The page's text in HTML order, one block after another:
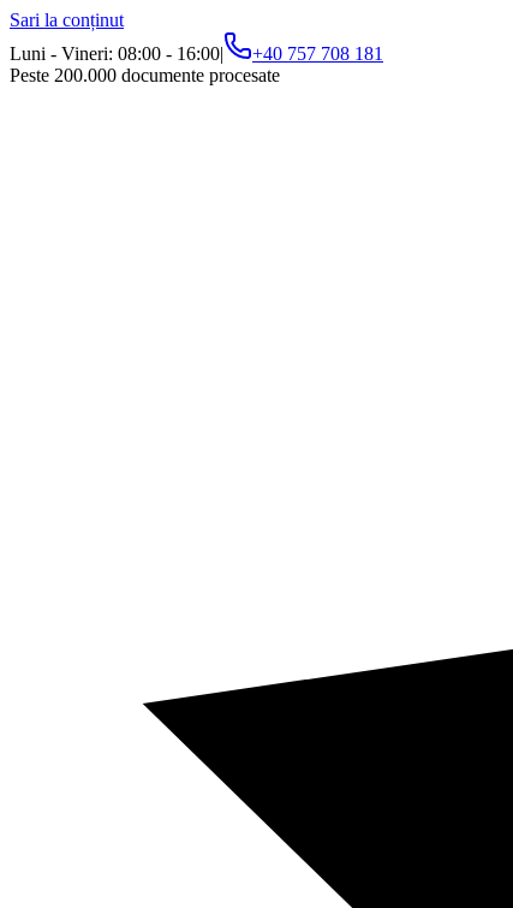
Sari la conținut
Luni - Vineri: 08:00 - 16:00|
+40 757 708 181
Peste 200.000 documente procesate